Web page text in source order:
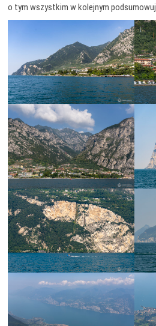
o tym wszystkim w kolejnym